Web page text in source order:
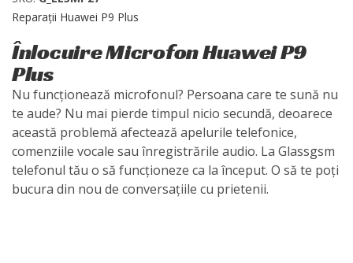
Reparații Huawei P9 Plus
Înlocuire Microfon Huawei P9
Plus
Nu funcționează microfonul? Persoana care te sună nu
te aude? Nu mai pierde timpul nicio secundă, deoarece
această problemă afectează apelurile telefonice,
comenziile vocale sau înregistrările audio. La Glassgsm
telefonul tău o să funcționeze ca la început. O să te poți
bucura din nou de conversațiile cu prietenii.